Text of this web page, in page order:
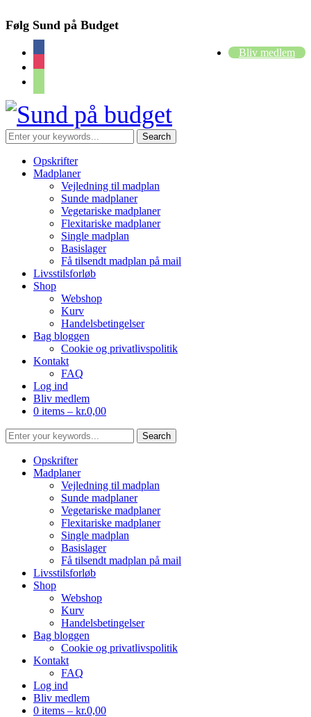
Følg Sund på Budget
Bliv medlem
Opskrifter
Madplaner
Vejledning til madplan
Sunde madplaner
Vegetariske madplaner
Flexitariske madplaner
Single madplan
Basislager
Få tilsendt madplan på mail
Livsstilsforløb
Shop
Webshop
Kurv
Handelsbetingelser
Bag bloggen
Cookie og privatlivspolitik
Kontakt
FAQ
Log ind
Bliv medlem
0 items – kr.0,00
Opskrifter
Madplaner
Vejledning til madplan
Sunde madplaner
Vegetariske madplaner
Flexitariske madplaner
Single madplan
Basislager
Få tilsendt madplan på mail
Livsstilsforløb
Shop
Webshop
Kurv
Handelsbetingelser
Bag bloggen
Cookie og privatlivspolitik
Kontakt
FAQ
Log ind
Bliv medlem
0 items – kr.0,00